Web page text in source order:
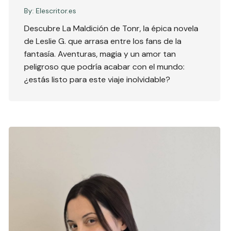
By: Elescritor.es
Descubre La Maldición de Tonr, la épica novela
de Leslie G. que arrasa entre los fans de la
fantasía. Aventuras, magia y un amor tan
peligroso que podría acabar con el mundo:
¿estás listo para este viaje inolvidable?